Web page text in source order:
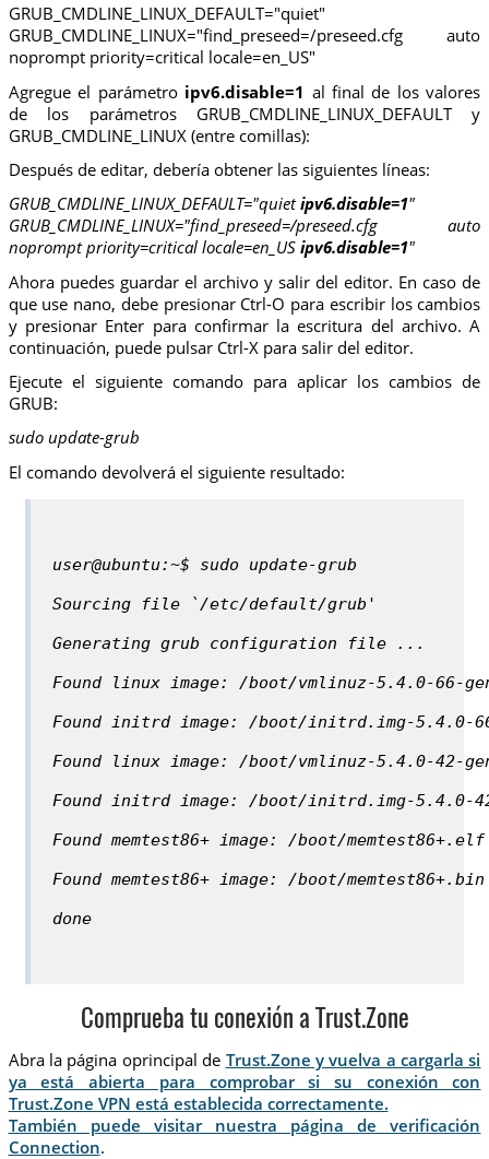
GRUB_CMDLINE_LINUX_DEFAULT="quiet"
GRUB_CMDLINE_LINUX="find_preseed=/preseed.cfg auto
noprompt priority=critical locale=en_US"
Agregue el parámetro ipv6.disable=1 al final de los valores
de los parámetros GRUB_CMDLINE_LINUX_DEFAULT y
GRUB_CMDLINE_LINUX (entre comillas):
Después de editar, debería obtener las siguientes líneas:
GRUB_CMDLINE_LINUX_DEFAULT="quietipv6.disable=1"
GRUB_CMDLINE_LINUX="find_preseed=/preseed.cfg auto
noprompt priority=critical locale=en_US ipv6.disable=1"
Ahora puedes guardar el archivo y salir del editor. En caso de
que use nano, debe presionar Ctrl-O para escribir los cambios
y presionar Enter para confirmar la escritura del archivo. A
continuación, puede pulsar Ctrl-X para salir del editor.
Ejecute el siguiente comando para aplicar los cambios de
GRUB:
sudo update-grub
El comando devolverá el siguiente resultado:
user@ubuntu:~$ sudo update-grub
Sourcing file `/etc/default/grub'
Generating grub configuration file ...
Found linux image: /boot/vmlinuz-5.4.0-66-
Found initrd image: /boot/initrd.img-5.4.0-
Found linux image: /boot/vmlinuz-5.4.0-42-
Found initrd image: /boot/initrd.img-5.4.0-
Found memtest86+ image: /boot/memtest86+.elf
Found memtest86+ image: /boot/memtest86+.bin
done
Comprueba tu conexión a Trust.Zone
Abra la página oprincipal de Trust.Zone y vuelva a cargarla si
ya está abierta para comprobar si su conexión con
Trust.Zone VPN está establecida correctamente.
También puede visitar nuestra página de verificación
Connection.